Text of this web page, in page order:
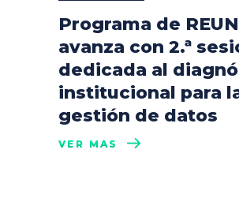
Programa de
avanza con 2.ª
dedicada al
institucional para
gestión de datos
VER MÁS